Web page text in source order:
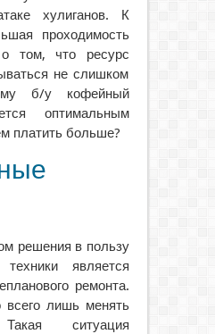
хулиганов. К
проходимость
о том, что ресурс
не слишком
б/у кофейный
оптимальным
платить больше?
решения в пользу
является
ремонта.
лишь менять
ситуация